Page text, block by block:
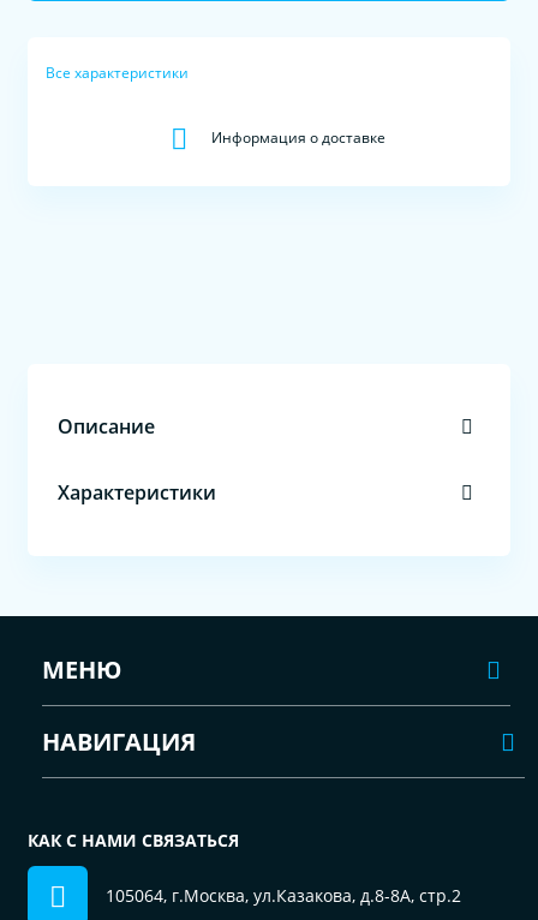
Все характеристики
Информация о доставке
Описание
Характеристики
МЕНЮ
НАВИГАЦИЯ
КАК С НАМИ СВЯЗАТЬСЯ
105064, г.Москва, ул.Казакова, д.8-8А, стр.2